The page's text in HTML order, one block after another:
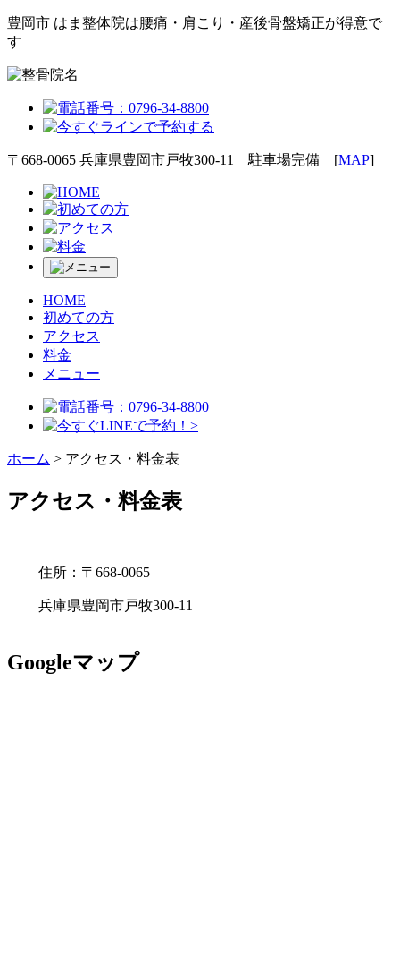
豊岡市 はま整体院は腰痛・肩こり・産後骨盤矯正が得意で
す
〒668-0065 兵庫県豊岡市戸牧300-11 駐車場完備 [MAP]
HOME
初めての方
アクセス
料金
メニュー
ホーム > アクセス・料金表
アクセス・料金表
住所：〒668-0065
兵庫県豊岡市戸牧300-11
Googleマップ